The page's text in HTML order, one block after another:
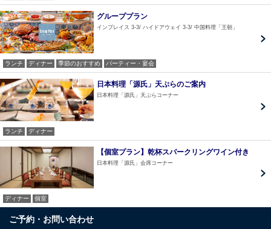
グループプラン
インプレイス 3-3 ハイドアウェイ 3-3 中国料理「王朝」
ランチ ディナー 季節のおすすめ パーティー・宴会
日本料理「源氏」天ぷらのご案内
日本料理「源氏」天ぷらコーナー
ランチ ディナー
【個室プラン】乾杯スパークリングワイン付き
日本料理「源氏」会席コーナー
ディナー 個室
ご予約・お問い合わせ